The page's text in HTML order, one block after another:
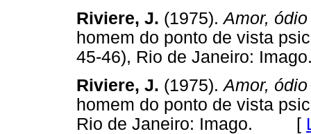
Riviere, J. (1975).Amor,
homem do ponto de vista
45-46), Rio de Janeiro:
Riviere, J. (1975).Amor,
homem do ponto de vista
Rio de Janeiro: Imago. [